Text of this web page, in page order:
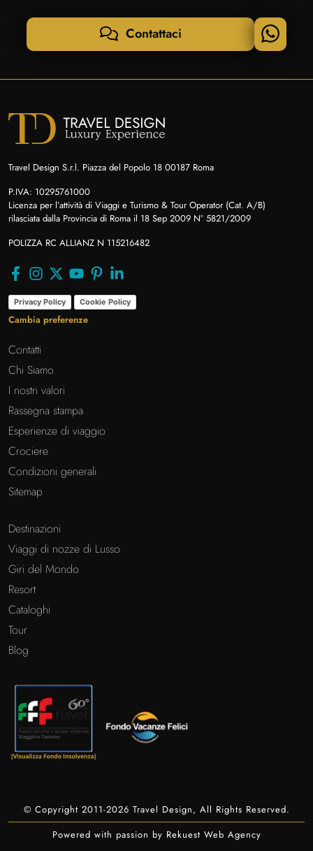
Contattaci
Travel Design S.r.l. Piazza del Popolo 18 00187 Roma
P.IVA: 10295761000
Licenza per l’attività di Viaggi e Turismo & Tour Operator (Cat. A/B)
rilasciata dalla Provincia di Roma il 18 Sep 2009 N° 5821/2009
POLIZZA RC ALLIANZ N 115216482
Privacy Policy Cookie Policy
Cambia preferenze
Contatti
Chi Siamo
I nostri valori
Rassegna stampa
Esperienze di viaggio
Crociere
Condizioni generali
Sitemap
Destinazioni
Viaggi di nozze di Lusso
Giri del Mondo
Resort
Cataloghi
Tour
Blog
© Copyright 2011-2026 Travel Design, All Rights Reserved.
Powered with passion by Rekuest Web Agency